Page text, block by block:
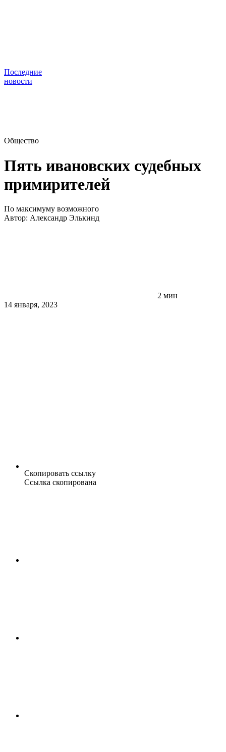
Последние
новости
Общество
Пять ивановских судебных
примирителей
По максимуму возможного
Автор: Александр Элькинд
2 мин
14 января, 2023
Скопировать ссылку
Ссылка скопирована